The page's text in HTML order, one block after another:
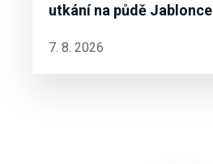
utkání na půdě Jablonce
7. 8. 2026